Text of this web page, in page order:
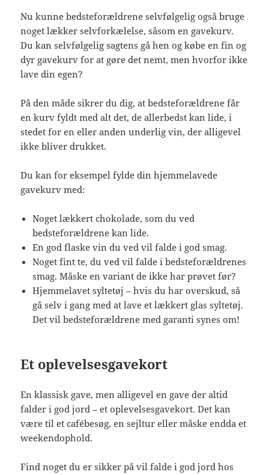
Nu kunne bedsteforældrene selvfølgelig også bruge
noget lækker selvforkælelse, såsom en gavekurv.
Du kan selvfølgelig sagtens gå hen og købe en fin og
dyr gavekurv for at gøre det nemt, men hvorfor ikke
lave din egen?
På den måde sikrer du dig, at bedsteforældrene får
en kurv fyldt med alt det, de allerbedst kan lide, i
stedet for en eller anden underlig vin, der alligevel
ikke bliver drukket.
Du kan for eksempel fylde din hjemmelavede
gavekurv med:
Noget lækkert chokolade, som du ved
bedsteforældrene kan lide.
En god flaske vin du ved vil falde i god smag.
Noget fint te, du ved vil falde i bedsteforældrenes
smag. Måske en variant de ikke har prøvet før?
Hjemmelavet syltetøj – hvis du har overskud, så
gå selv i gang med at lave et lækkert glas syltetøj.
Det vil bedsteforældrene med garanti synes om!
Et oplevelsesgavekort
En klassisk gave, men alligevel en gave der altid
falder i god jord – et oplevelsesgavekort. Det kan
være til et cafébesøg, en sejltur eller måske endda et
weekendophold.
Find noget du er sikker på vil falde i god jord hos